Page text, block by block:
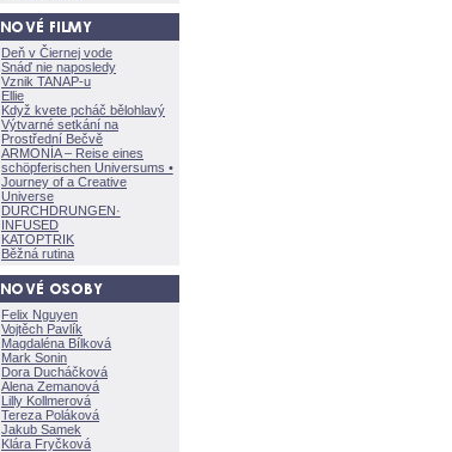
Deň v Čiernej vode
Snáď nie naposledy
Vznik TANAP-u
Ellie
Když kvete pcháč bělohlavý
Výtvarné setkání na
Prostřední Bečvě
ARMONÍA – Reise eines
schöpferischen Universums •
Journey of a Creative
Universe
DURCHDRUNGEN·
INFUSED
KATOPTRIK
Běžná rutina
Felix Nguyen
Vojtěch Pavlík
Magdaléna Bílkov
Mark Sonin
Dora Ducháčkov
Alena Zemanov
Lilly Kollmerov
Tereza Polákov
Jakub Samek
Klára Fryčkov